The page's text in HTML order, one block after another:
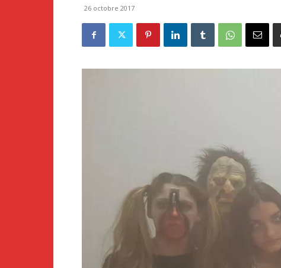
26 octobre 2017